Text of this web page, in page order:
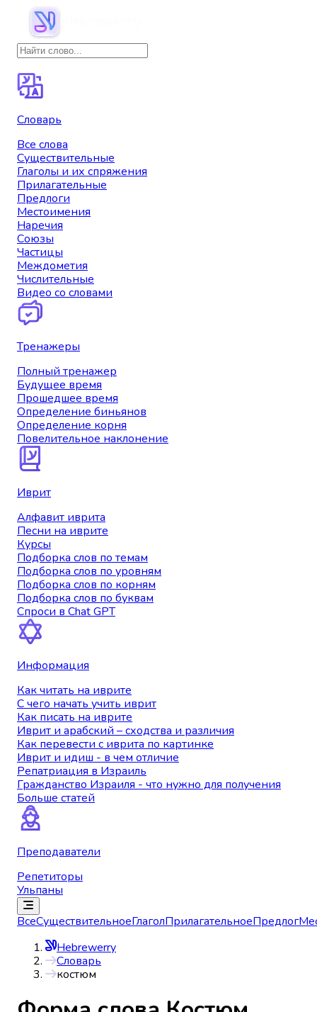
Словарь
Все слова
Существительные
Глаголы и их спряжения
Прилагательные
Предлоги
Местоимения
Наречия
Союзы
Частицы
Междометия
Числительные
Видео со словами
Тренажеры
Полный тренажер
Будущее время
Прошедшее время
Определение биньянов
Определение корня
Повелительное наклонение
Иврит
Алфавит иврита
Песни на иврите
Курсы
Подборка слов по темам
Подборка слов по уровням
Подборка слов по корням
Подборка слов по буквам
Спроси в Chat GPT
Информация
Как читать на иврите
С чего начать учить иврит
Как писать на иврите
Иврит и арабский – сходства и различия
Как перевести с иврита по картинке
Иврит и идиш - в чем отличие
Репатриация в Израиль
Гражданство Израиля - что нужно для получения
Больше статей
Преподаватели
Репетиторы
Ульпаны
ВсеСуществительноеГлаголПрилагательноеПредлог
Hebrewerry
Словарь
костюм